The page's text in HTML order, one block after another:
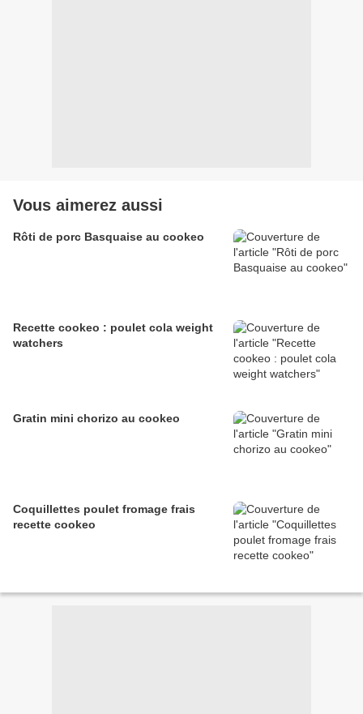
Vous aimerez aussi
Rôti de porc Basquaise au cookeo
Recette cookeo : poulet cola weight
watchers
Gratin mini chorizo au cookeo
Coquillettes poulet fromage frais
recette cookeo